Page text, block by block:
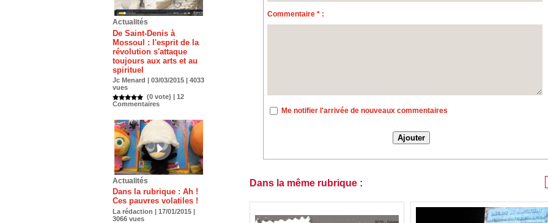
Actualités
De Saint-Denis à
Mossoul : l'esprit de la
révolution s'attaque
toujours aux arts et au
spirituel
Jc Menard | 03/03/2015 | 4033
vues
(0 vote) | 12
Commentaires
Actualités
Dans la rubrique : Ah !
Ces pauvres volatiles !
La rédaction | 17/01/2015 |
3066 vues
Commentaire * :
Me notifier l'arrivée de nouveaux commentaires
Dans la même rubrique :